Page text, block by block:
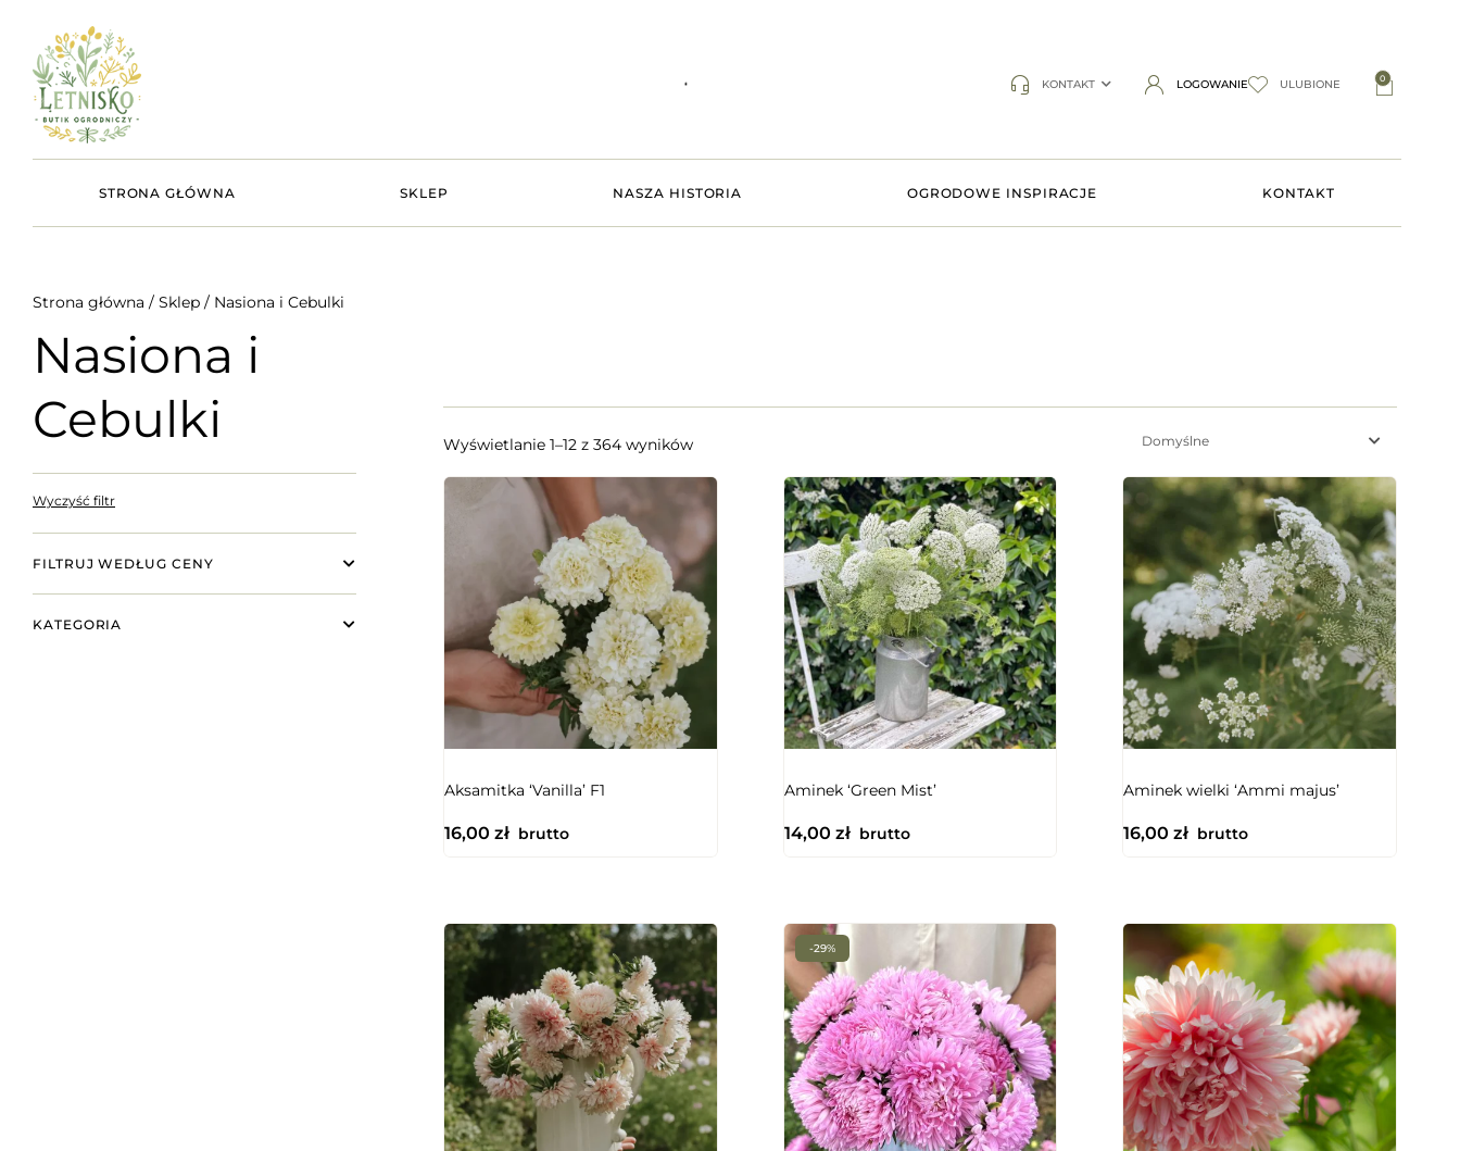
KONTAKT LOGOWANIE ULUBIONE 0
STRONA GŁÓWNA SKLEP NASZA HISTORIA OGRODOWE INSPIRACJE KONTAKT
Strona główna / Sklep / Nasiona i Cebulki
Nasiona i
Cebulki
Wyczyść filtr
FILTRUJ WEDŁUG CENY
KATEGORIA
Wyświetlanie 1–12 z 364 wyników Domyślne
Aksamitka ‘Vanilla’ F1
16,00 zł brutto
Aminek ‘Green Mist’
14,00 złbrutto
Aminek wielki ‘Ammi majus’
16,00zł brutto
-29%